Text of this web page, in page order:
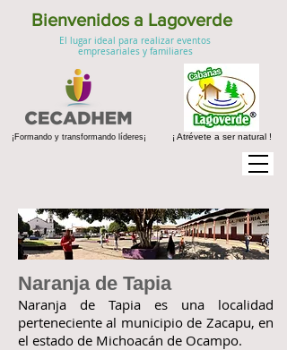
¡Formando y transformando líderes¡
Bienvenidos a Lagoverde
¡ Atrévete a ser natural !
El lugar ideal para realizar eventos
empresariales y familiares
Naranja de Tapia
Naranja de Tapia es una localidad
perteneciente al municipio de Zacapu, en
el estado de Michoacán de Ocampo.